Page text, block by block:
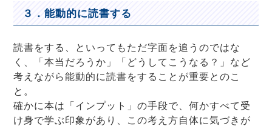
３．能動的に読書する
読書をする、といってもただ字面を追うのではな
く、「本当だろうか」「どうしてこうなる？」など
考えながら能動的に読書をすることが重要とのこ
と。
確かに本は「インプット」の手段で、何かすべて受
け身で学ぶ印象があり、この考え方自体に気づきが